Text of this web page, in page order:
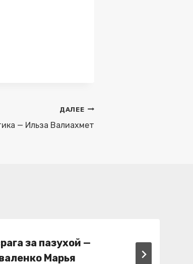
ДАЛЕЕ
— Ильза Валиахмет
за пазухой —
Марья